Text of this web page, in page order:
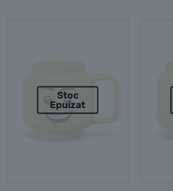
Stoc
Epuizat